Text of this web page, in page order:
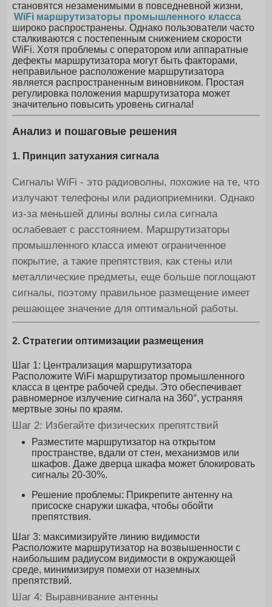
становятся незаменимыми в повседневной жизни,
WiFi маршрутизаторы промышленного класса
широко распространены. Однако пользователи часто
сталкиваются с постепенным снижением скорости
WiFi. Хотя проблемы с оператором или аппаратные
дефекты маршрутизатора могут быть факторами,
неправильное расположение маршрутизатора
является распространенным виновником. Простая
регулировка положения маршрутизатора может
значительно повысить уровень сигнала!
Анализ и пошаговые решения
1. Принцип затухания сигнала
Сигналы WiFi - это радиоволны, похожие на те, что
излучают телефоны или радиоприемники. Однако
из-за меньшей длины волны сила сигнала
ослабевает с расстоянием. Маршрутизаторы
промышленного класса имеют ограниченное
покрытие, а такие препятствия, как стены или
металлические предметы, еще больше поглощают
сигналы, поэтому правильное размещение имеет
решающее значение для оптимальной работы.
2. Стратегии оптимизации размещения
Шаг 1: Централизация маршрутизатора
Расположите WiFi маршрутизатор промышленного
класса в центре рабочей среды. Это обеспечивает
равномерное излучение сигнала на 360°, устраняя
мертвые зоны по краям.
Шаг 2: Избегайте физических препятствий
Разместите маршрутизатор на открытом
пространстве, вдали от стен, механизмов или
шкафов. Даже дверца шкафа может блокировать
сигналы 20-30%.
Решение проблемы: Прикрепите антенну на
присоске снаружи шкафа, чтобы обойти
препятствия.
Шаг 3: максимизируйте линию видимости
Расположите маршрутизатор на возвышенности с
наибольшим радиусом видимости в окружающей
среде, минимизируя помехи от наземных
препятствий.
Шаг 4: Выравнивание антенны